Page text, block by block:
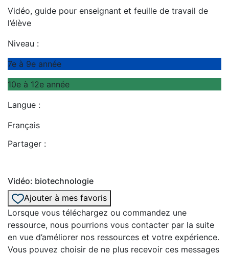
Vidéo, guide pour enseignant et feuille de travail de
l’élève
Niveau :
7e à 9e année
10e à 12e année
Langue :
Français
Partager :
Vidéo: biotechnologie
Ajouter à mes favoris
Lorsque vous téléchargez ou commandez une
ressource, nous pourrions vous contacter par la suite
en vue d’améliorer nos ressources et votre expérience.
Vous pouvez choisir de ne plus recevoir ces messages